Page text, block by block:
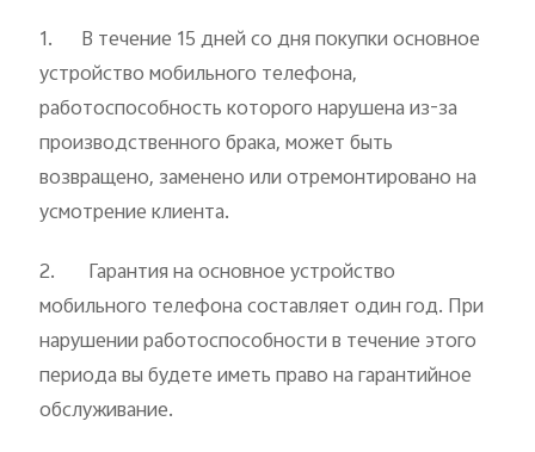
Россия | Выберите страну/регион
1. В течение 15 дней со дня покупки основное
устройство мобильного телефона,
работоспособность которого нарушена из-за
производственного брака, может быть
возвращено, заменено или отремонтировано на
усмотрение клиента.
2. Гарантия на основное устройство
мобильного телефона составляет один год. При
нарушении работоспособности в течение этого
периода вы будете иметь право на гарантийное
обслуживание.